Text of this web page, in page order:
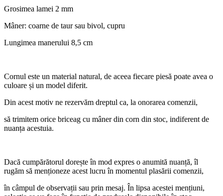
Grosimea lamei 2 mm
Mâner: coarne de taur sau bivol, cupru
Lungimea manerului 8,5 cm
Cornul este un material natural, de aceea fiecare piesă poate avea o
culoare și un model diferit.
Din acest motiv ne rezervăm dreptul ca, la onorarea comenzii,
să trimitem orice briceag cu mâner din corn din stoc, indiferent de
nuanța acestuia.
Dacă cumpărătorul dorește în mod expres o anumită nuanță, îl
rugăm să menționeze acest lucru în momentul plasării comenzii,
în câmpul de observații sau prin mesaj. În lipsa acestei mențiuni,